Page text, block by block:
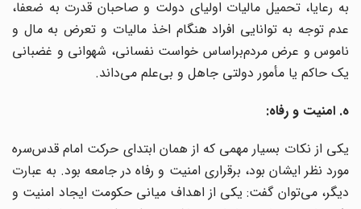
به رعایا، تحمیل مالیات اولیای دولت و صاحبان قدرت به ضعفا،
عدم توجه به توانایی افراد هنگام اخذ مالیات و تعرض به مال و
ناموس و عرض مردم‌براساس خواست نفسانی، شهوانی و غضبانی
یک حاکم یا مأمور دولتی جاهل و بی‌علم می‌داند.
ه. امنیت و رفاه:
یکی از نکات بسیار مهمی که از همان ابتدای حرکت امام قدس‌سره
مورد نظر ایشان بود، برقراری امنیت و رفاه در جامعه بود. به عبارت
دیگر، می‌توان گفت: یکی از اهداف میانی حکومت ایجاد امنیت و